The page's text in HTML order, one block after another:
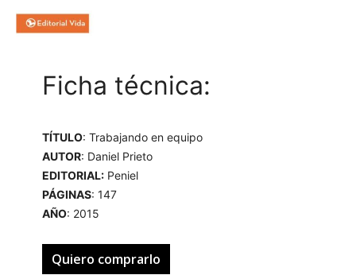
Ficha técnica:
TÍTULO: Trabajando en equipo
AUTOR: Daniel Prieto
EDITORIAL:Peniel
PÁGINAS: 147
AÑO: 2015
Quiero comprarlo